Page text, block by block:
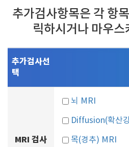
추가검사항목은 각 항
릭하시거나 마우
추가검사선
택
MRI 검사
뇌 MRI
Diffusion(확산
목(경추) MRI